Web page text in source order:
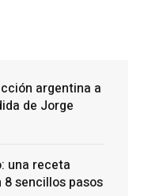
argentina a
de Jorge
una receta
sencillos pasos